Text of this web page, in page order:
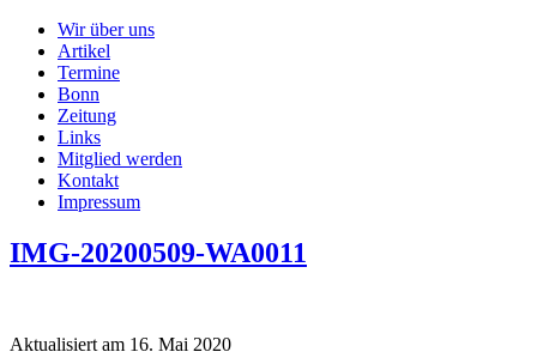
Wir über uns
Artikel
Termine
Bonn
Zeitung
Links
Mitglied werden
Kontakt
Impressum
IMG-20200509-WA0011
Aktualisiert am 16. Mai 2020